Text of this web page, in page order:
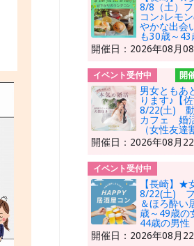
8/8（土）
コン♪レモ
やかな出会
も30歳～43
開催日：2026年08月
イベント受付中 開
男女ともあ
ります♪【佐
8/22(土)
カフェ 婚
（女性友
開催日：2026年08月
イベント受付中
【長崎】★
8/22(土) フ
＆ほろ酔
歳～49歳
44歳の男
開催日：2026年08月